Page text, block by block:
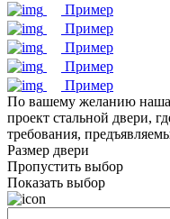
Пример
Пример
Пример
Пример
Пример
По вашему желанию наша
проект стальной двери,
требования,
Размер двери
Пропустить выбор
Показать выбор